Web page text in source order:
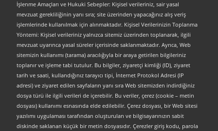
İşlenme Amaçları ve Hukuki Sebepler: Kişisel verileriniz, sair yasal
mevzuat gerekliliğinin yanı sıra; site üzerinden yapacağınız alış veriş
işlemlerinde kullanılmak için alınmaktadır. Kişisel Verilerinizin Toplanma
Yöntemi: Kişisel verileriniz yalnızca sitemiz üzerinden toplanarak, ilgili
mevzuat uyarınca yasal süreler içerisinde saklanmaktadır. Ayrıca, Web
sitemizin kullanımı (tarama) aracılığıyla bir araya getirilen bilgileriniz
toplanır ve işleme tabi tutulur. Bu bilgiler, ziyaretçi kimliği (ID), ziyaret
tarih ve saati, kullandığınız tarayıcı tipi, İnternet Protokol Adresi (IP
adresi) ve ziyaret edilen sayfaların yanı sıra Web sitemizden indirdiğiniz
dosya türü ile ilgili verileri de içerebilir. Bu veriler, çerez (cookie – metin
dosyası) kullanımı esnasında elde edilebilir. Çerez dosyası, bir Web sitesi
yazılımı uygulaması tarafından oluşturulan ve bilgisayarınızın sabit
diskinde saklanan küçük bir metin dosyasıdır. Çerezler giriş kodu, parola